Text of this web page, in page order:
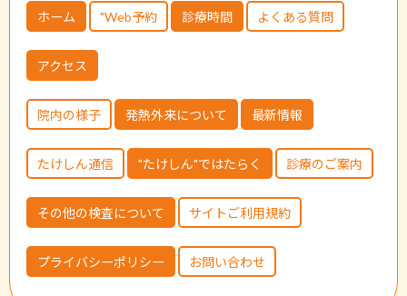
ホーム "Web予約 診療時間 よくある質問
アクセス
院内の様子 発熱外来について 最新情報
たけしん通信 "たけしん"ではたらく 診療のご案内
その他の検査について サイトご利用規約
プライバシーポリシー お問い合わせ